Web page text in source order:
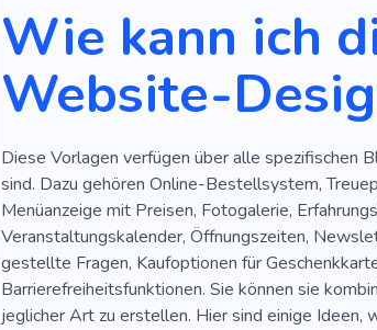
Wie kann ich
Website-
Diese Vorlagen verfügen über alle spezifischen
sind. Dazu gehören Online-Bestellsystem,
Menüanzeige mit Preisen, Fotogalerie,
Veranstaltungskalender, Öffnungszeiten,
gestellte Fragen, Kaufoptionen für
Barrierefreiheitsfunktionen. Sie können sie
jeglicher Art zu erstellen. Hier sind einige Ideen,